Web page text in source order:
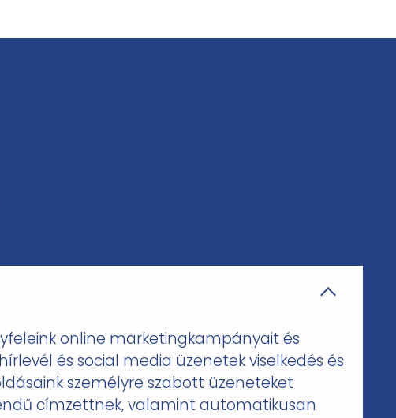
online marketingkampányait és
és social media üzenetek viselkedés és
személyre szabott üzeneteket
címzettnek, valamint automatikusan